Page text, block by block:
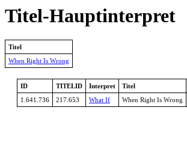
Titel-Hauptinterpret
Titel
When Right Is Wrong
ID TITELID Interpret Titel
1.641.736
217.653 What If When Right Is Wrong